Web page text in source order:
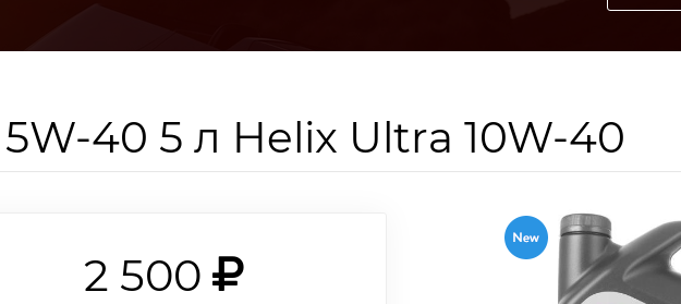
ремонт автомобилей
автозапчастей
40 5 л Helix Ultra 10W-40
2 500